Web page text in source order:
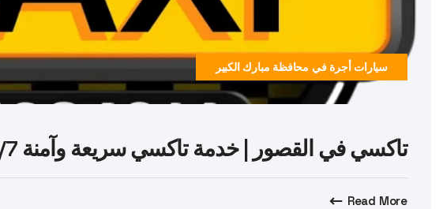
سيارات أجرة في محافظة مبارك الكبير
تاكسي في القصور | خدمة تاكسي سريعة وآمنة 24/7 في الكويت
Read More